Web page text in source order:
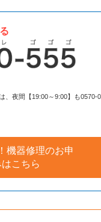
夜間【19:00～9:00】も0570-
機器修理のお申
こちら